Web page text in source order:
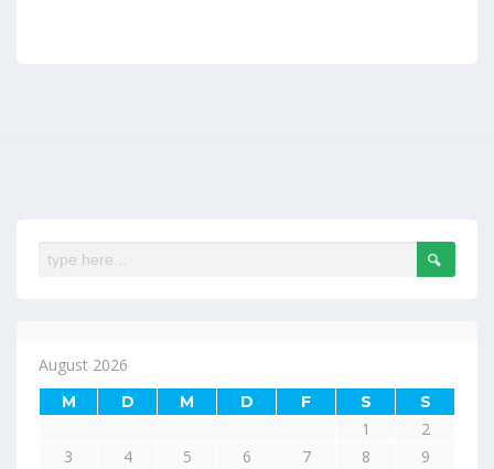
August 2026
M D M D F S S
1
2
3
4 5 6 7 8
9